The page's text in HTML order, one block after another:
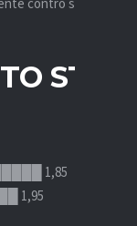
1,85
1,95